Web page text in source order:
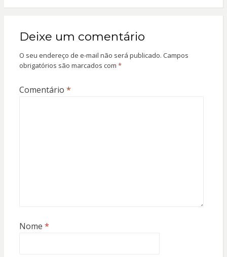
Deixe um comentário
O seu endereço de e-mail não será publicado. Campos
obrigatórios são marcados com *
Comentário *
Nome *